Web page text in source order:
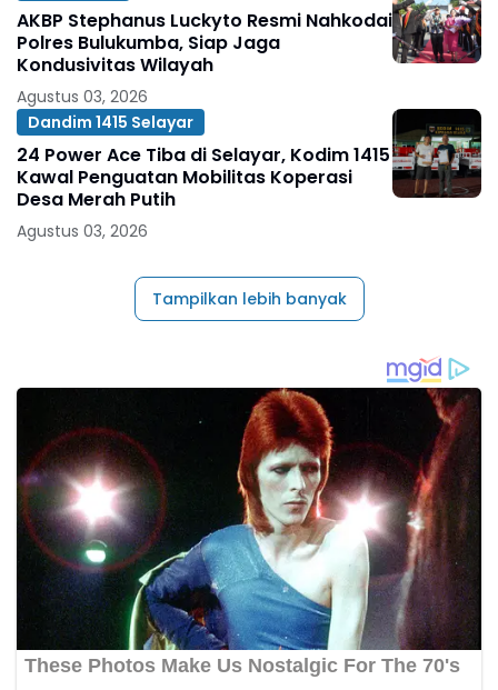
AKBP Stephanus Luckyto Resmi Nahkodai
Polres Bulukumba, Siap Jaga
Kondusivitas Wilayah
Agustus 03, 2026
Dandim 1415 Selayar
24 Power Ace Tiba di Selayar, Kodim 1415
Kawal Penguatan Mobilitas Koperasi
Desa Merah Putih
Agustus 03, 2026
Tampilkan lebih banyak